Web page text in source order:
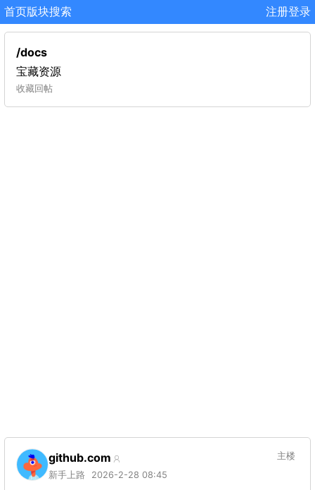
首页版块搜索 注册登录
/docs
宝藏资源
收藏回帖
github.com
新手上路 2026-2-28 08:45
主楼